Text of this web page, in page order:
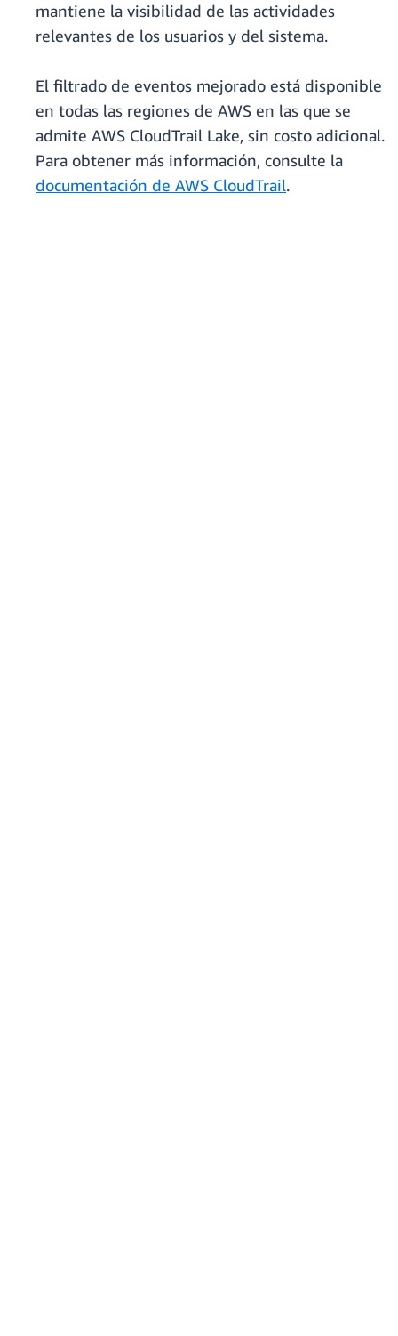
mantiene la visibilidad de las actividades
relevantes de los usuarios y del sistema.
El filtrado de eventos mejorado está disponible
en todas las regiones de AWS en las que se
admite AWS CloudTrail Lake, sin costo adicional.
Para obtener más información, consulte la
documentación de AWS CloudTrail.